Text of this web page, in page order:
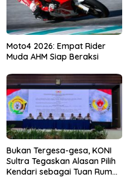
Moto4 2026: Empat Rider
Muda AHM Siap Beraksi
Bukan Tergesa-gesa, KONI
Sultra Tegaskan Alasan Pilih
Kendari sebagai Tuan Rumah